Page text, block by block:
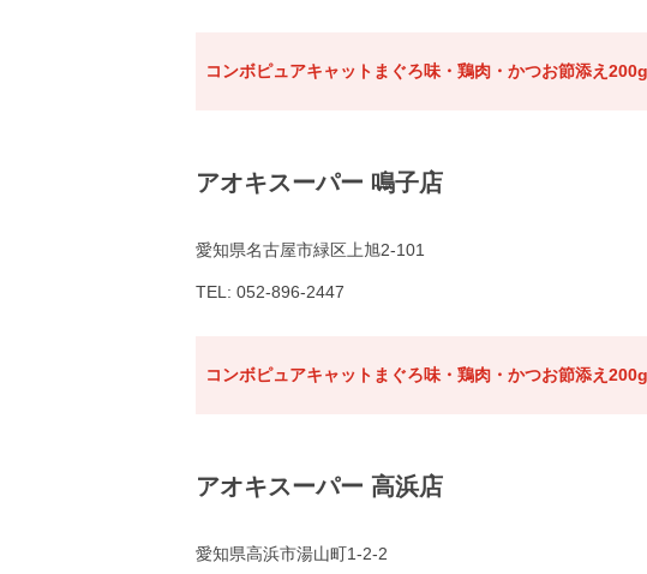
コンボピュアキャットまぐろ味・鶏肉・かつお節添え200g
アオキスーパー 鳴子店
愛知県名古屋市緑区上旭2-101
TEL: 052-896-2447
コンボピュアキャットまぐろ味・鶏肉・かつお節添え200g
アオキスーパー 高浜店
愛知県高浜市湯山町1-2-2